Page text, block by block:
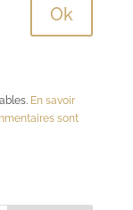
En savoir
sont